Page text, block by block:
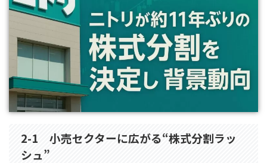
2-1 小売セクターに広がる“株式分割ラッ
シュ”